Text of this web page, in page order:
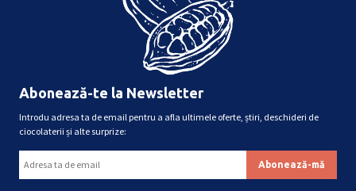
Abonează-te la Newsletter
Introdu adresa ta de email pentru a afla ultimele oferte, știri, deschideri de
ciocolaterii și alte surprize: